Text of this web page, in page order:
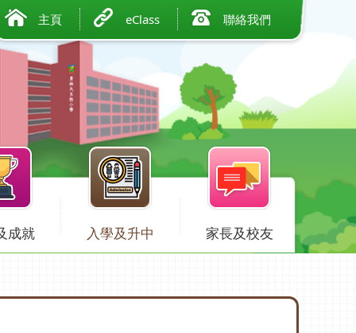
主頁 eClass 聯絡我們
成就 入學及升中 家長及校友